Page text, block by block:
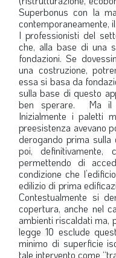
Superbonus con la
contemporaneamente,
I professionisti del
che, alla base di una
fondazioni. Se
una costruzione,
essa si basa da
sulla base di questo
ben sperare. Ma il
Inizialmente i paletti
preesistenza avevano
derogando prima
poi, definitivamente,
permettendo di
condizione che
edilizio di prima
Contestualmente si
copertura, anche nel
ambienti riscaldati ma,
legge 10 esclude
minimo di superficie
tale intervento come